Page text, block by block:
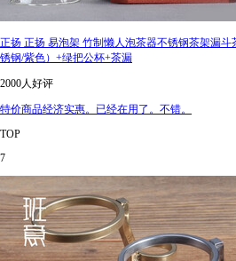
正扬 正扬 易泡架 竹制懒人泡茶器不锈钢茶架漏
锈钢/紫色）+绿把公杯+茶漏
2000人好评
特价商品经济实惠。已经在用了。不错。
TOP
7